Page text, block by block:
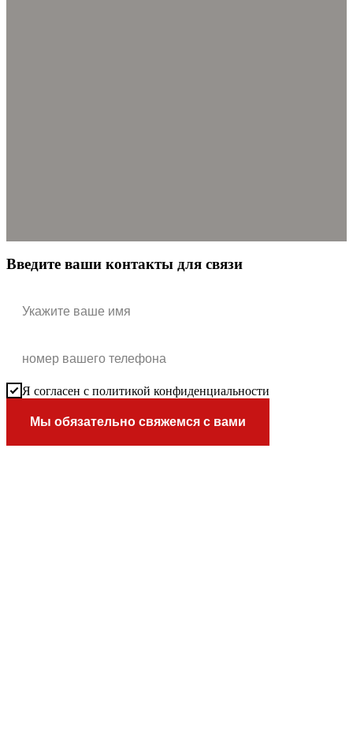
Введите ваши контакты для связи
Я согласен с политикой конфиденциальности
Мы обязательно свяжемся с вами